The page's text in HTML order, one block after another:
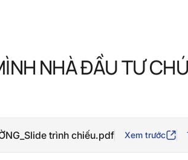
NHÀ ĐẦU TƯ
trình chiếu.pdf Xem trước